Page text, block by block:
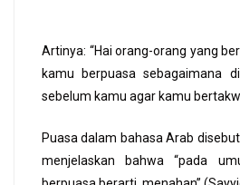
Artinya: “Hai orang-orang yang
kamu berpuasa sebagaimana
sebelum kamu agar kamu
Puasa dalam bahasa Arab
menjelaskan bahwa “pada